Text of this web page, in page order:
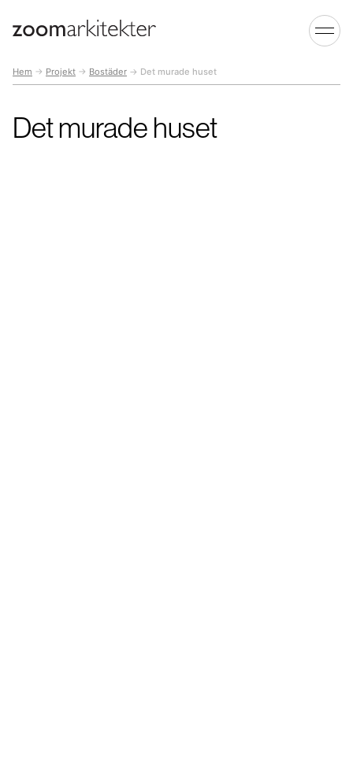
Hem → Projekt → Bostäder → Det murade huset
Det murade huset